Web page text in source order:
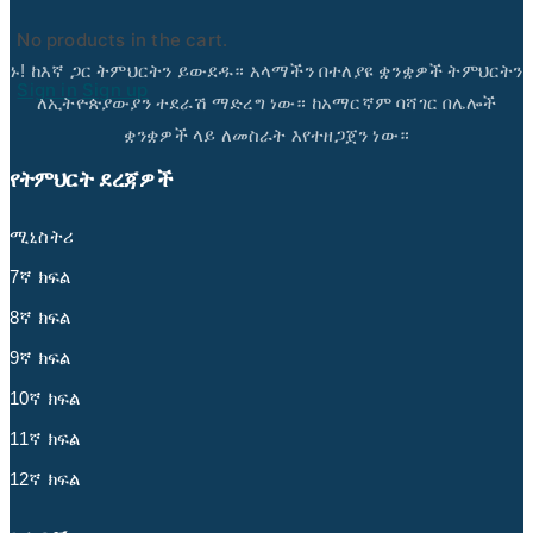
No products in the cart.
ኑ! ከእኛ ጋር ትምህርትን ይውደዱ። አላማችን በተለያዩ ቋንቋዎች ትምህርትን
ለኢትዮጵያውያን ተደራሽ ማድረግ ነው። ከአማርኛም ባሻገር በሌሎች
ቋንቋዎች ላይ ለመስራት እየተዘጋጀን ነው።
የትምህርት ደረጃዎች
ሚኒስትሪ
7ኛ ክፍል
8ኛ ክፍል
9ኛ ክፍል
10ኛ ክፍል
11ኛ ክፍል
12ኛ ክፍል